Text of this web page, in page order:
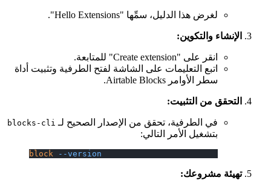
لغرض هذا الدليل، سمِّها "Hello Extensions".
الإنشاء والتكوين:
انقر على "Create extension" للمتابعة.
اتبع التعليمات على الشاشة لفتح الطرفية وتثبيت أداة
سطر الأوامر Airtable Blocks.
التحقق من التثبيت:
في الطرفية، تحقق من الإصدار الصحيح لـblocks-cli
بتشغيل الأمر التالي:
block --version
تهيئة مشروعك: